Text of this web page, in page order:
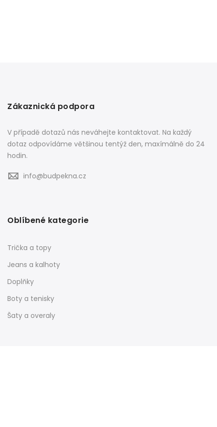
Zákaznická podpora
V případě dotazů nás neváhejte kontaktovat. Na každý
dotaz odpovídáme většinou tentýž den, maxímálně do 24
hodin.
info@budpekna.cz
Oblíbené kategorie
Trička a topy
Jeans a kalhoty
Doplňky
Boty a tenisky
Šaty a overaly